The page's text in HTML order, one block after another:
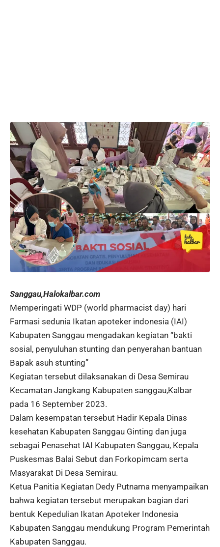
Sanggau,Halokalbar.com
Memperingati WDP (world pharmacist day) hari
Farmasi sedunia Ikatan apoteker indonesia (IAI)
Kabupaten Sanggau mengadakan kegiatan “bakti
sosial, penyuluhan stunting dan penyerahan bantuan
Bapak asuh stunting”
Kegiatan tersebut dilaksanakan di Desa Semirau
Kecamatan Jangkang Kabupaten sanggau,Kalbar
pada 16 September 2023.
Dalam kesempatan tersebut Hadir Kepala Dinas
kesehatan Kabupaten Sanggau Ginting dan juga
sebagai Penasehat IAI Kabupaten Sanggau, Kepala
Puskesmas Balai Sebut dan Forkopimcam serta
Masyarakat Di Desa Semirau.
Ketua Panitia Kegiatan Dedy Putnama menyampaikan
bahwa kegiatan tersebut merupakan bagian dari
bentuk Kepedulian Ikatan Apoteker Indonesia
Kabupaten Sanggau mendukung Program Pemerintah
Kabupaten Sanggau.